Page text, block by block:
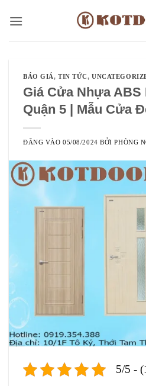
qua
BÁO GIÁ,TIN TỨC,
Giá Cửa Nhựa ABS
Quận 5 | Mẫu Cửa
ĐĂNG VÀO05/08/2024 BỞIPHÒNG
5/5 -